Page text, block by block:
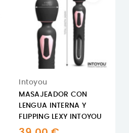
Intoyou
MASAJEADOR CON
LENGUA INTERNA Y
FLIPPING LEXY INTOYOU